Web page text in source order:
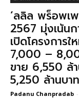
‘ลลิล พร็อพเ
2567 มุ่งเน้น
เปิดโครงการ
7,000 –
ขาย 6,550 ล้
5,250 ล้านบาท
Padanu Chanpradab -